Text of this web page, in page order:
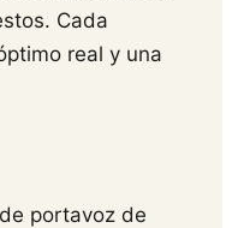
Cada
real y una
portavoz de